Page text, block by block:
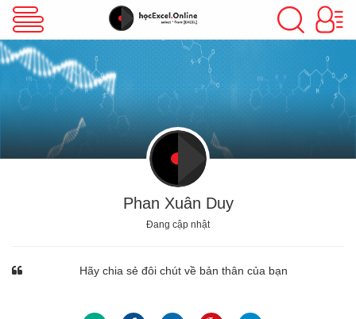
VBA Excel
Excel Cơ Bản
Excel Nâng Cao
Phan Xuân Duy
Đang cập nhật
Hãy chia sẻ đôi chút về bản thân của bạn